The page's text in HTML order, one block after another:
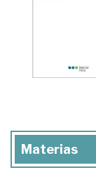
Materias